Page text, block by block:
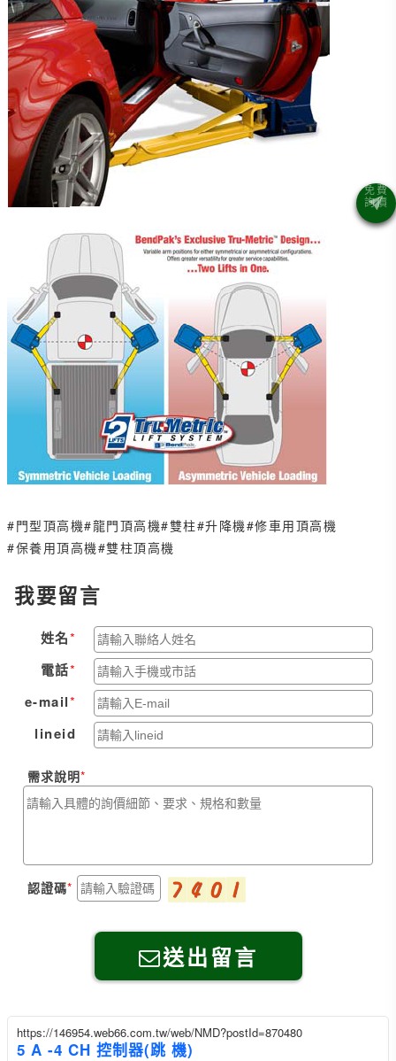
#門型頂高機#龍門頂高機#雙柱#升降機#修車用頂高機
#保養用頂高機#雙柱頂高機
我要留言
需求說明
認證碼
姓名
電話
e-mail
lineid
送出留言
https://146954.web66.com.tw/web/NMD?postId=870480
5 A -4 CH 控制器(跳 機)